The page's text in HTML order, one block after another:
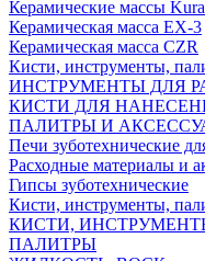
Керамические массы
Керамическая масса EX-3
Керамическая масса CZR
Кисти, инструменты,
ИНСТРУМЕНТЫ ДЛЯ
КИСТИ ДЛЯ
ПАЛИТРЫ И
Печи зуботехнические
Расходные материалы и
Гипсы зуботехнические
Кисти, инструменты,
КИСТИ,
ПАЛИТРЫ